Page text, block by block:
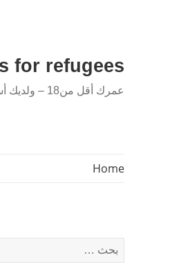
for refugees
عمرك أقل من18 – ولديك أسئلة؟
Home
البحث
عن: